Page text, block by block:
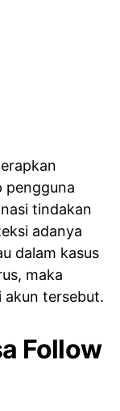
pengguna
tindakan
adanya
dalam kasus
maka
akun tersebut.
Follow